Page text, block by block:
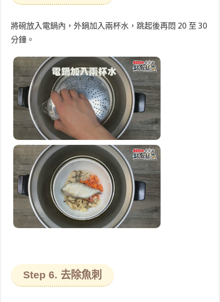
將碗放入電鍋內，外鍋加入兩杯水，跳起後再悶 20 至 30
分鐘。
Step 6. 去除魚刺